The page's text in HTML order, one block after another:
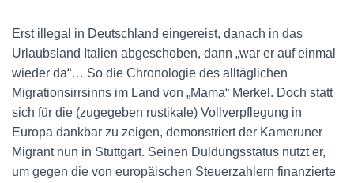
Erst illegal in Deutschland eingereist, danach in das
Urlaubsland Italien abgeschoben, dann „war er auf einmal
wieder da“… So die Chronologie des alltäglichen
Migrationsirrsinns im Land von „Mama“ Merkel. Doch statt
sich für die (zugegeben rustikale) Vollverpflegung in
Europa dankbar zu zeigen, demonstriert der Kameruner
Migrant nun in Stuttgart. Seinen Duldungsstatus nutzt er,
um gegen die von europäischen Steuerzahlern finanzierte